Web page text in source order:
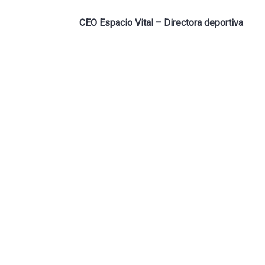
CEO Espacio Vital – Directora deportiva